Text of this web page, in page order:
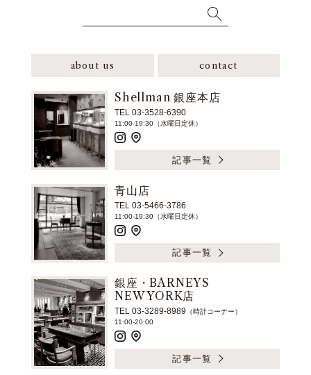
about us contact
Shellman 銀座本店
TEL 03-3528-6390
11:00-19:30（水曜日定休）
記事一覧
青山店
TEL 03-5466-3786
11:00-19:30（水曜日定休）
記事一覧
銀座・BARNEYS
NEW YORK店
TEL 03-3289-8989 （時計コーナー）
11:00-20:00
記事一覧